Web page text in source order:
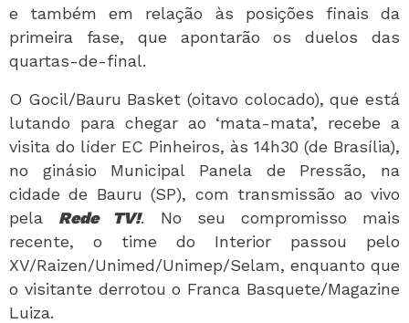
e também em relação às posições finais da
primeira fase, que apontarão os duelos das
quartas-de-final.
O Gocil/Bauru Basket (oitavo colocado), que está
lutando para chegar ao ‘mata-mata’, recebe a
visita do líder EC Pinheiros, às 14h30 (de Brasília),
no ginásio Municipal Panela de Pressão, na
cidade de Bauru (SP), com transmissão ao vivo
pela Rede TV!. No seu compromisso mais
recente, o time do Interior passou pelo
XV/Raizen/Unimed/Unimep/Selam, enquanto que
o visitante derrotou o Franca Basquete/Magazine
Luiza.